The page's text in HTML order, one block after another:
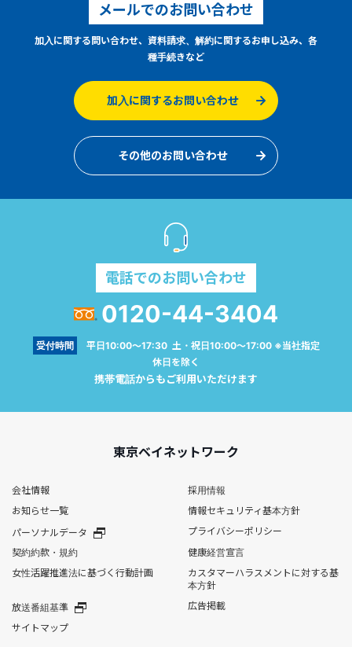
メールでのお問い合わせ
加入に関する問い合わせ、資料請求、解約に関するお申し込み、各
種手続きなど
加入に関するお問い合わせ
その他のお問い合わせ
電話でのお問い合わせ
0120-44-3404
受付時間
平日10:00～17:30 土・祝日10:00～17:00 ※当社指定
休日を除く
携帯電話からもご利用いただけます
東京ベイネットワーク
会社情報
採用情報
お知らせ一覧
情報セキュリティ基本方針
パーソナルデータ
プライバシーポリシー
契約約款・規約
健康経営宣言
女性活躍推進法に基づく行動計画
カスタマーハラスメントに対する基
本方針
放送番組基準
広告掲載
サイトマップ